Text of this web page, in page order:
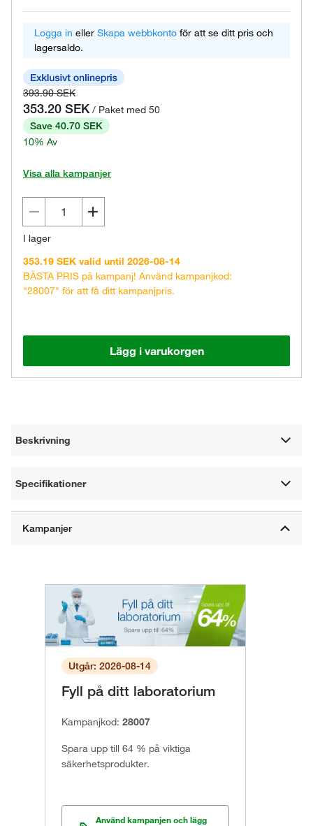
Logga in eller Skapa webbkonto för att se ditt pris och
lagersaldo.
393.90 SEK
353.20 SEK / Paket med 50
Save 40.70 SEK
10% Av
Visa alla kampanjer
I lager
353.19 SEK valid until 2026-08-14
BÄSTA PRIS på kampanj! Använd kampanjkod:
"28007" för att få ditt kampanjpris.
Lägg i varukorgen
Beskrivning
Specifikationer
Utgår: 2026-08-14
Fyll på ditt laboratorium
Kampanjkod: 28007
Spara upp till 64 % på viktiga
säkerhetsprodukter.
Använd kampanjen och lägg